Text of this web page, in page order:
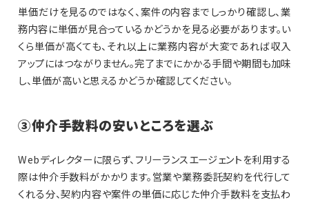
単価だけを見るのではなく、案件の内容までしっかり確認し、業
務内容に単価が見合っているかどうかを見る必要があります。い
くら単価が高くても、それ以上に業務内容が大変であれば収入
アップにはつながりません。完了までにかかる手間や期間も加味
し、単価が高いと思えるかどうか確認してください。
③仲介手数料の安いところを選ぶ
Webディレクターに限らず、フリーランスエージェントを利用する
際は仲介手数料がかかります。営業や業務委託契約を代行して
くれる分、契約内容や案件の単価に応じた仲介手数料を支払わ